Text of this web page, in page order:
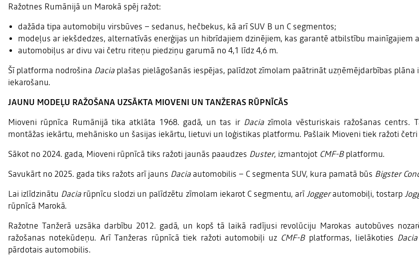
Ražotnes Rumānijā un Marokā spēj ražot:
dažāda tipa automobiļu virsbūves – sedanus, hečbekus, kā arī SUV B un C segmentos;
modeļus ar iekšdedzes, alternatīvās enerģijas un hibrīdajiem dzinējiem, kas garantē atbilstību
automobiļus ar divu vai četru riteņu piedziņu garumā no 4,1 līdz 4,6 m.
Šī platforma nodrošina Dacia plašas pielāgošanās iespējas, palīdzot zīmolam paātrināt uzņēmējdarbības
iekarošanu.
JAUNU MODEĻU RAŽOŠANA UZSĀKTA MIOVENI UN TANŽERAS RŪPNĪCĀS
Mioveni rūpnīca Rumānijā tika atklāta 1968. gadā, un tas ir Dacia zīmola vēsturiskais ražošanas centrs.
montāžas iekārtu, mehānisko un šasijas iekārtu, lietuvi un loģistikas platformu. Pašlaik Mioveni tiek ražoti
Sākot no 2024. gada, Mioveni rūpnīcā tiks ražoti jaunās paaudzes Duster, izmantojot CMF-Bplatformu.
Savukārt no 2025. gada tiks ražots arī jauns Dacia automobilis – C segmenta SUV, kura pamatā būs Bigster
Lai izlīdzinātu Dacia rūpnīcu slodzi un palīdzētu zīmolam iekarot C segmentu, arīJoggerautomobiļi, tostarp
rūpnīcā Marokā.
Ražotne Tanžerā uzsāka darbību 2012. gadā, un kopš tā laikā radījusi revolūciju Marokas autobūves
ražošanas notekūdeņu. Arī Tanžeras rūpnīcā tiek ražoti automobiļi uz CMF-B platformas, lielākoties
pārdotais automobilis.